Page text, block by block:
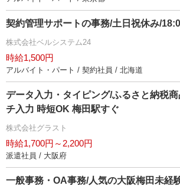
契約管理サポートの事務/土日祝休み/
株式会社ベルシステム24
時給1,500円
アルバイト・パート / 契約社員 / 北海道
データ入力・タイピング/ふるさと納税
チ入力 時短OK 梅田駅すぐ
株式会社グラスト
時給1,700円～2,200円
派遣社員 / 大阪府
一般事務・OA事務/人気の大阪梅田未経